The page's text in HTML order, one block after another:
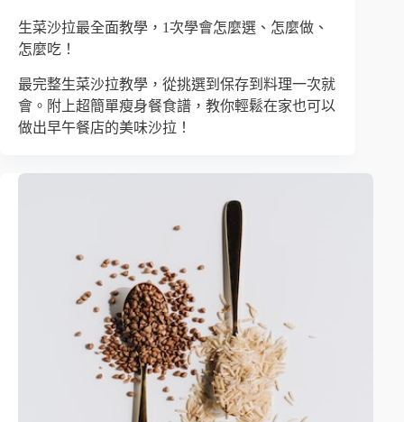
生菜沙拉最全面教學，1次學會怎麼選、怎麼做、
怎麼吃！
最完整生菜沙拉教學，從挑選到保存到料理一次就
會。附上超簡單瘦身餐食譜，教你輕鬆在家也可以
做出早午餐店的美味沙拉！